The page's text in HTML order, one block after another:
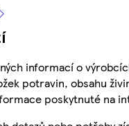
informací o
potravin, obsahu
poskytnuté na